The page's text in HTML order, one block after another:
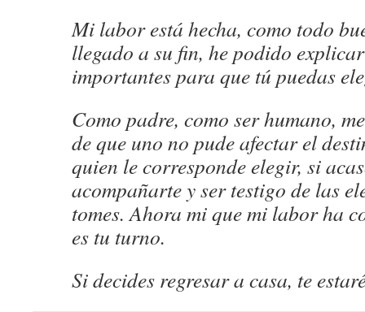
Mi labor está hecha, como todo
llegado a su fin, he podido
importantes para que tú puedas
Como padre, como ser humano,
de que uno no pude afectar el
quien le corresponde elegir, si
acompañarte y ser testigo de las
tomes. Ahora mi que mi labor ha
es tu turno.
Si decides regresar a casa, te